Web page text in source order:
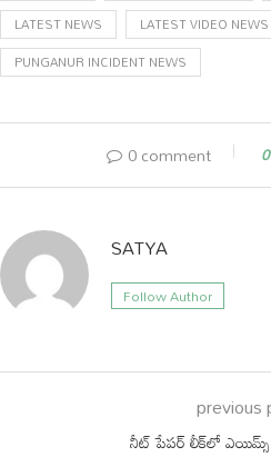
LATEST NEWS
LATEST VIDEO NEWS
PUNGANUR INCIDENT NEWS
0 comment 0
SATYA
Follow Author
previous
నీట్‌ పేపర్‌ లీక్‌లో ఎయిమ్స్